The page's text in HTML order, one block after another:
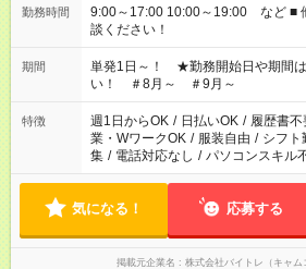
勤務時間
9:00～17:00 10:00～19:00 など ■ 他の時間帯もお気軽にご相
談ください！
期間
単発1日～！ ★勤務開始日や期間は
い！ ＃8月～ ＃9月～
特徴 週1日からOK / 日払いOK / 履歴書不
業・WワークOK / 服装自由 / シフト
集 / 電話対応なし / パソコンスキル
気になる！ 応募する
掲載元企業名 株式会社バイトレ（キャム